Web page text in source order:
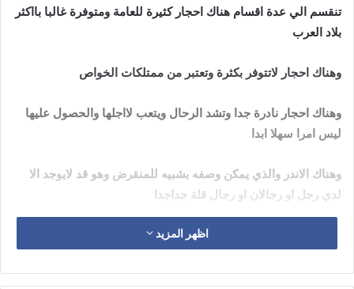
تنقسم الي عدة اقسام هناك احجار كثيرة للعامة ومتوفرة غالبا بااكثر
بلاد العرب
وهناك احجار لاتتوفر بكثرة وتعتبر من ممتلكات الخواص
وهناك احجار نادرة جدا وتشد الرحال ويتعب لااجلها والحصول عليها
ليس امرا سهلا ابدا
وهناك الاندر والذي يمكن وصفه بشبيه للمنقرض وهو قد لايوجد الا
لدي رجل او رجالان او رجال قلة جداجدا
فالعام والمتوفر كمثل حجر العقيق ولو انه هناك انواع منه نادرة جدا
اظهر المزيد